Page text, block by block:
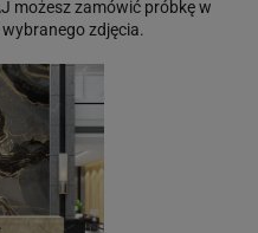
możesz zamówić próbkę w
zdjęcia.